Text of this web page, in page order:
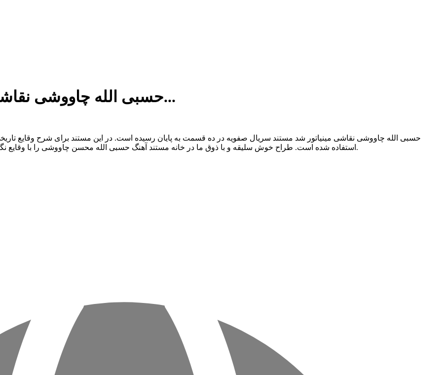
حسبی الله چاووشی نقاشی مینیاتور شد مستند سریال صفو...
حسبی الله چاووشی نقاشی مینیاتور شد مستند سریال صفویه در ده قسمت به پایان رسیده است. در این مستند برای شرح وقایع
استفاده شده است. طراح خوش سلیقه و با ذوق ما در خانه مستند آهنگ حسبی الله محسن چاووشی را با وقایع نگاری امروز و نقاشی مینیاتور تلفیق کرده و کار فاخری را ساخته است.